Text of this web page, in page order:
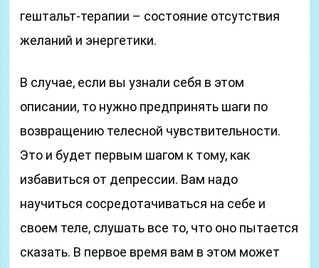
гештальт-терапии – состояние отсутствия
желаний и энергетики.
В случае, если вы узнали себя в этом
описании, то нужно предпринять шаги по
возвращению телесной чувствительности.
Это и будет первым шагом к тому, как
избавиться от депрессии. Вам надо
научиться сосредотачиваться на себе и
своем теле, слушать все то, что оно пытается
сказать. В первое время вам в этом может